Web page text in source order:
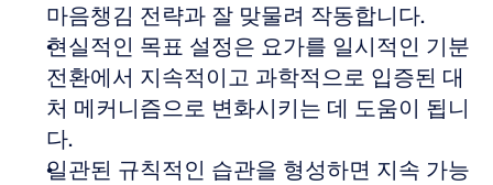
마음챙김 전략과 잘 맞물려 작동합니다.
현실적인 목표 설정은 요가를 일시적인 기분
전환에서 지속적이고 과학적으로 입증된 대
처 메커니즘으로 변화시키는 데 도움이 됩니
다.
일관된 규칙적인 습관을 형성하면 지속 가능